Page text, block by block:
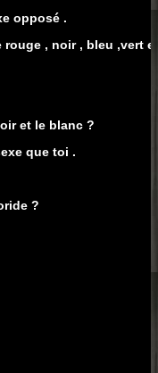
opposé .
, noir , bleu ,vert
et le blanc ?
que toi .
?